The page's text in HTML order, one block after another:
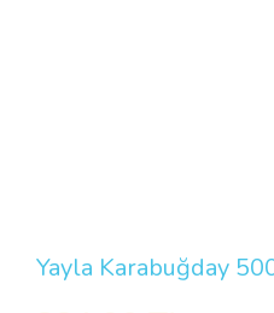
Yayla Karabuğday